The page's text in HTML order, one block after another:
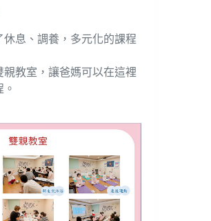
休息、調養，多元化的課程
親教室，讓爸媽可以在這裡